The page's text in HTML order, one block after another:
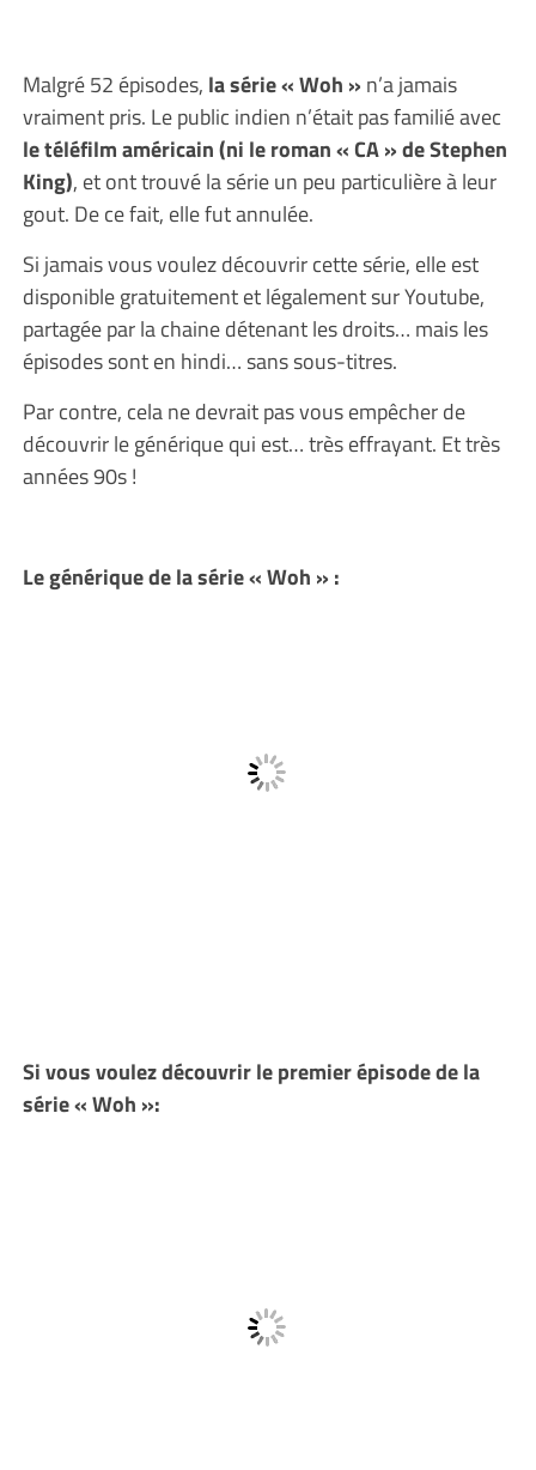
Malgré 52 épisodes, la série « Woh » n’a jamais
vraiment pris. Le public indien n’était pas familié avec
le téléfilm américain (ni le roman « CA » de Stephen
King), et ont trouvé la série un peu particulière à leur
gout. De ce fait, elle fut annulée.
Si jamais vous voulez découvrir cette série, elle est
disponible gratuitement et légalement sur Youtube,
partagée par la chaine détenant les droits… mais les
épisodes sont en hindi… sans sous-titres.
Par contre, cela ne devrait pas vous empêcher de
découvrir le générique qui est… très effrayant. Et très
années 90s !
Le générique de la série « Woh » :
Si vous voulez découvrir le premier épisode de la
série « Woh »: